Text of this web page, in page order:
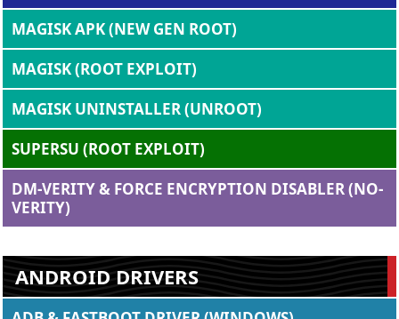
MAGISK APK (NEW GEN ROOT)
MAGISK (ROOT EXPLOIT)
MAGISK UNINSTALLER (UNROOT)
SUPERSU (ROOT EXPLOIT)
DM-VERITY & FORCE ENCRYPTION DISABLER (NO-
VERITY)
ANDROID DRIVERS